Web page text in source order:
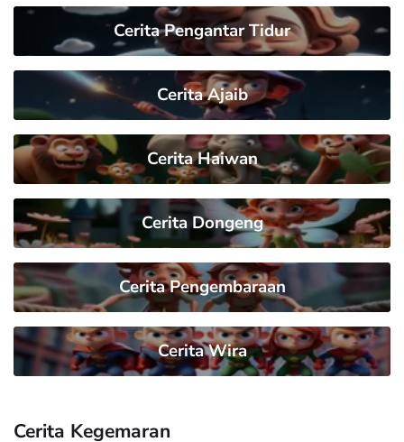
Cerita Pengantar Tidur
Cerita Ajaib
Cerita Haiwan
Cerita Dongeng
Cerita Pengembaraan
Cerita Wira
Cerita Kegemaran